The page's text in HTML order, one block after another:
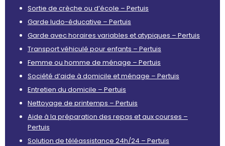
Sortie de crèche ou d’école – Pertuis
Garde ludo-éducative – Pertuis
Garde avec horaires variables et atypiques – Pertuis
Transport véhiculé pour enfants – Pertuis
Femme ou homme de ménage – Pertuis
Société d’aide à domicile et ménage – Pertuis
Entretien du domicile – Pertuis
Nettoyage de printemps – Pertuis
Aide à la préparation des repas et aux courses –
Pertuis
Solution de téléassistance 24h/24 – Pertuis